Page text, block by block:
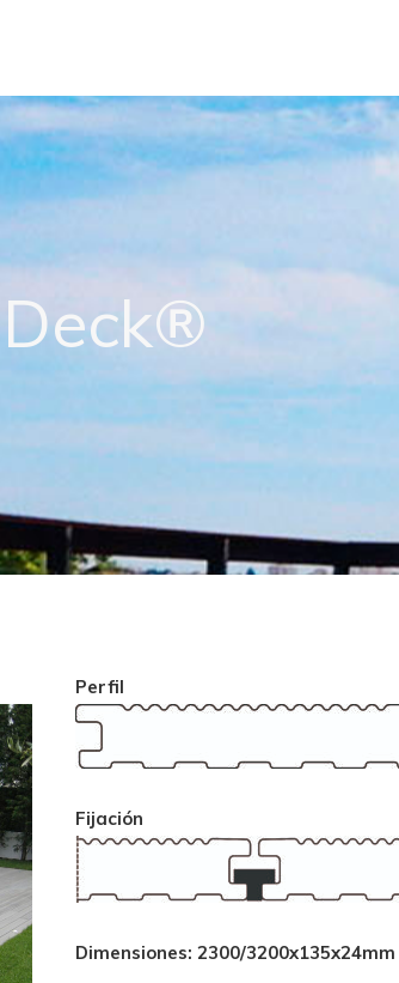
Perfil
Fijación
Dimensiones: 2300/3200x135x24mm